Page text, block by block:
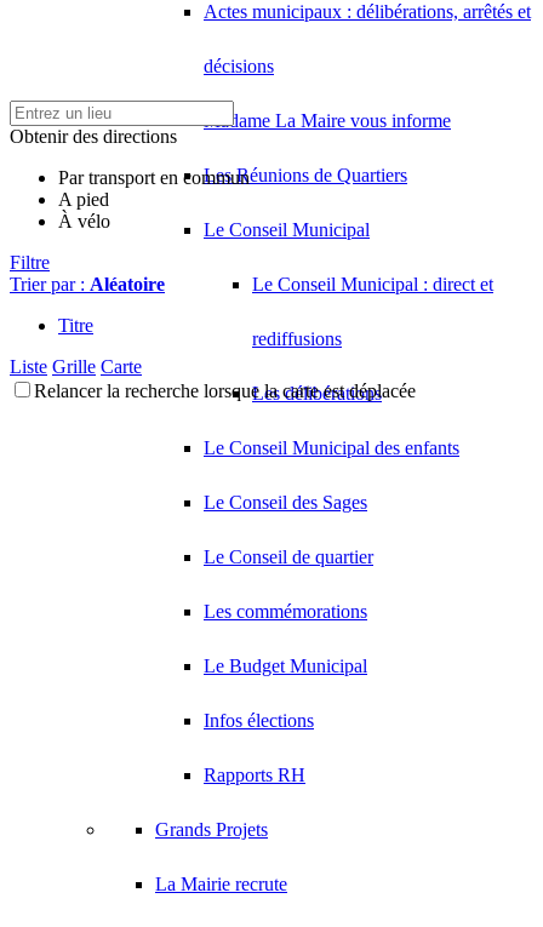
Actes municipaux : délibérations, arrêtés et
décisions
Madame La Maire vous informe
Les Réunions de Quartiers
Le Conseil Municipal
Le Conseil Municipal : direct et
rediffusions
Les délibérations
Le Conseil Municipal des enfants
Le Conseil des Sages
Le Conseil de quartier
Les commémorations
Le Budget Municipal
Infos élections
Rapports RH
Grands Projets
La Mairie recrute
Obtenir des directions
Par transport en commun
A pied
À vélo
Filtre
Trier par : Aléatoire
Titre
Liste Grille Carte
Relancer la recherche lorsque la carte est déplacée